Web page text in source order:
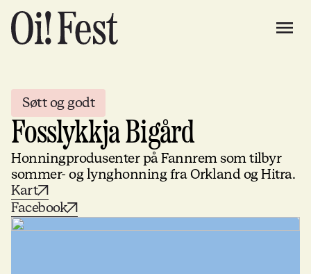
Søtt og godt
Fosslykkja Bigård
Honningprodusenter på Fannrem som tilbyr
sommer- og lynghonning fra Orkland og Hitra.
Kart
Facebook